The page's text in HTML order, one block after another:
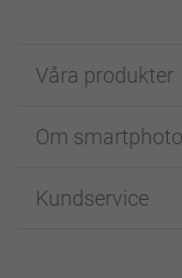
Våra produkter
Fotokort
Fotoböcker
Om smartphoto
För affiliates
Kundservice